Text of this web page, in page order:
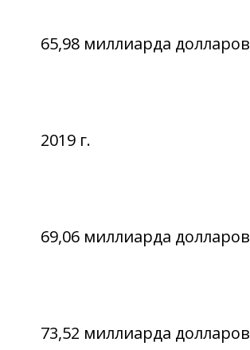
65,98 миллиарда долларов
2019 г.
69,06 миллиарда долларов
73,52 миллиарда долларов